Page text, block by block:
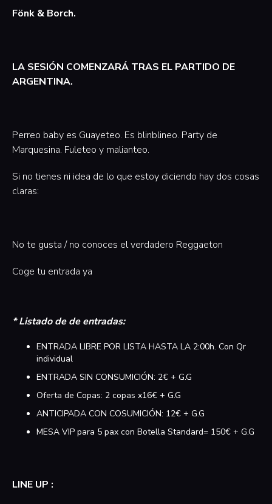
Fönk & Borch.
LA SESIÓN COMENZARÁ TRAS EL PARTIDO DE
ARGENTINA.
Perreo baby es Guayeteo. Es blinblineo. Party de
Marquesina. Fuleteo y malianteo.
Si no tienes ni idea de lo que estoy diciendo hay dos cosas
claras:
No te gusta / no conoces el verdadero Reggaeton
Coge tu entrada ya
* Listado de de entradas:
ENTRADA LIBRE POR LISTA HASTA LA 2:00h. Con Qr
individual
ENTRADA SIN CONSUMICIÓN: 2€ + G.G
Oferta de Copas: 2 copas x16€ + G.G
ANTICIPADA CON COSUMICIÓN: 12€ + G.G
MESA VIP para 5 pax con Botella Standard= 150€ + G.G
LINE UP :